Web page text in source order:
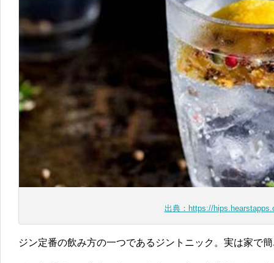
出典：https://
ジン定番の飲み方の一つであるジントニック。実は家で